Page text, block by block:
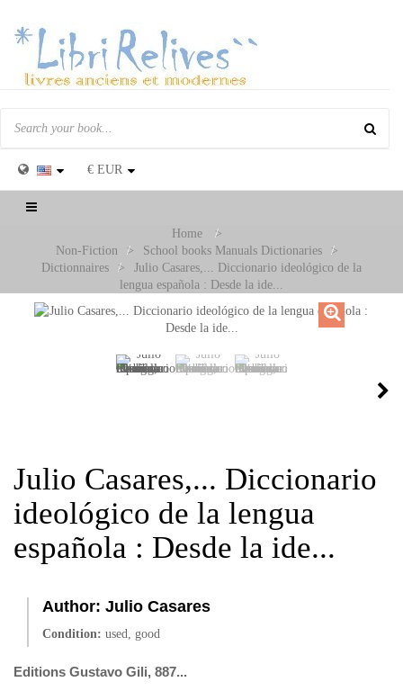
€ EUR
Toggle
Home
>
Non-Fiction
> School books Manuals Dictionaries
>
Dictionnaires
>
Julio Casares,... Diccionario ideológico de la
lengua española : Desde la ide...
Julio Casares,... Diccionario
ideológico de la lengua
española : Desde la ide...
Author: Julio Casares
Condition: used, good
Editions Gustavo Gili, 887...